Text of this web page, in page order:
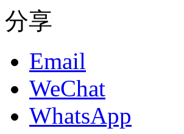
分享
Email
WeChat
WhatsApp